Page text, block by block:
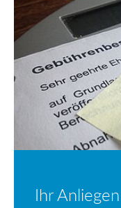
Ihr Anliegen